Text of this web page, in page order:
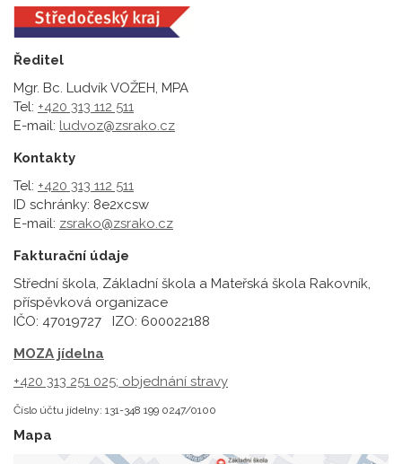
Ředitel
Mgr. Bc. Ludvík VOŽEH, MPA
Tel: +420 313 112 511
E-mail: ludvoz@zsrako.cz
Kontakty
Tel: +420 313 112 511
ID schránky: 8e2xcsw
E-mail: zsrako@zsrako.cz
Fakturační údaje
Střední škola, Základní škola a Mateřská škola Rakovník,
příspěvková organizace
IČO: 47019727 IZO: 600022188
MOZA jídelna
+420 313 251 025; objednání stravy
Číslo účtu jídelny: 131-348 199 0247/0100
Mapa